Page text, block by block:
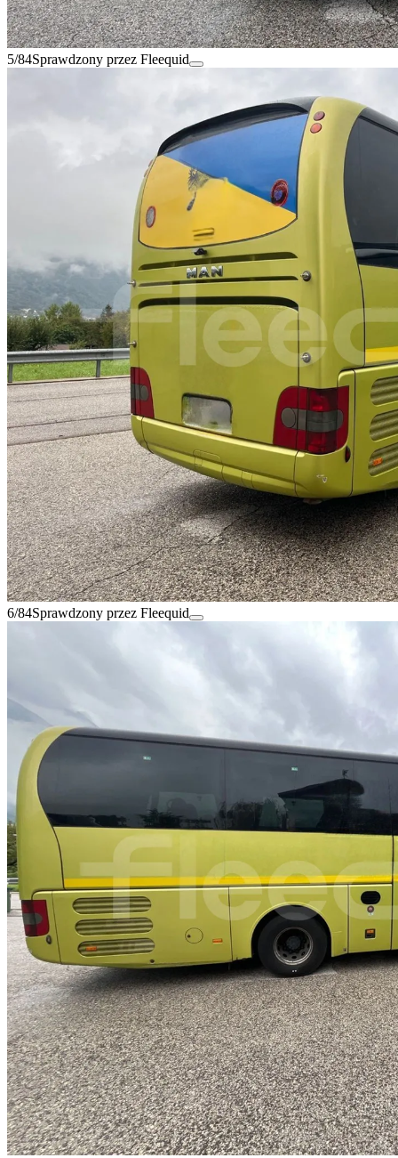
5/84Sprawdzony przez Fleequid
6/84Sprawdzony przez Fleequid